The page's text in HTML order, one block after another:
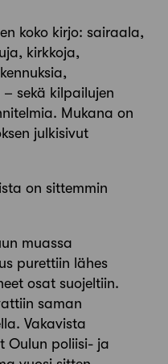
koko kirjo: sairaala,
kirkkoja,
sekä kilpailujen
Mukana on
julkisivut
on sittemmin
muassa
purettiin lähes
osat suojeltiin.
saman
Vakavista
Oulun poliisi- ja